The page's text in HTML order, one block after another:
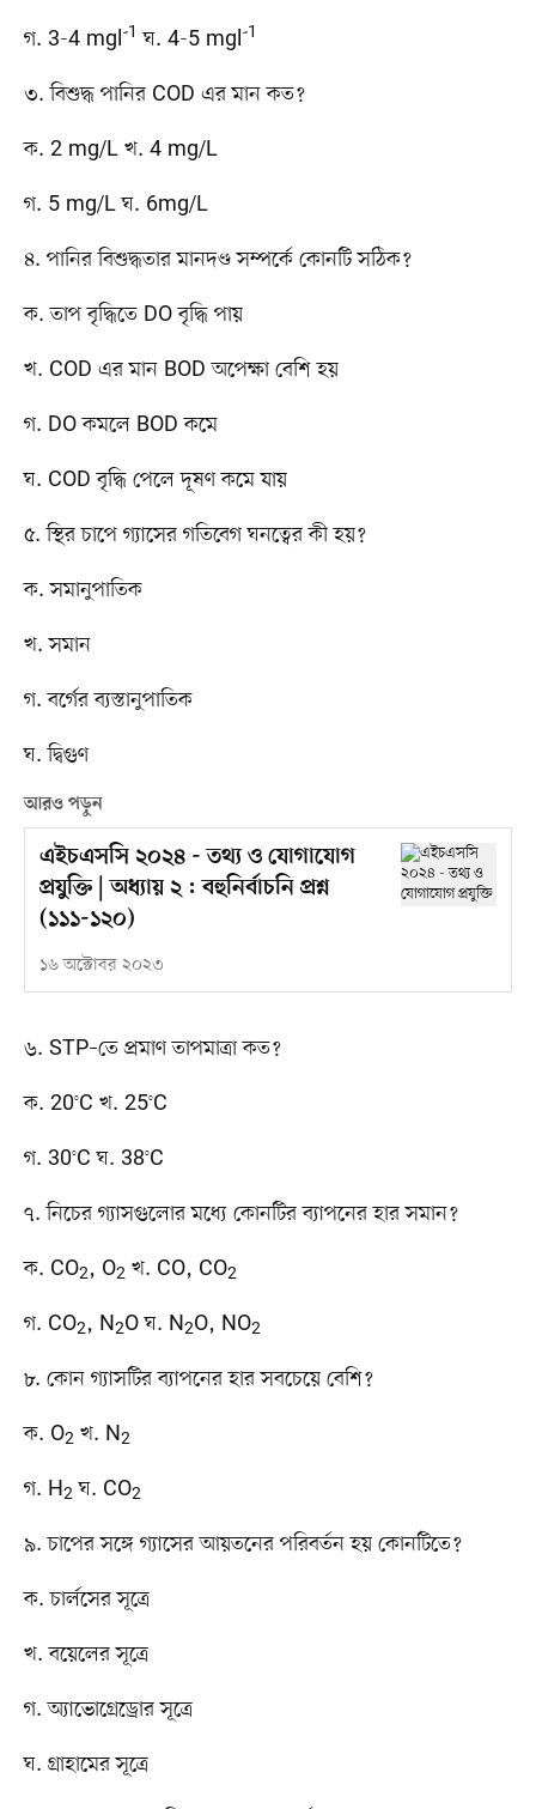
গ. 3-4 mgl-1 ঘ. 4-5 mgl-1
৩. বিশুদ্ধ পানির COD এর মান কত?
ক. 2 mg/L খ. 4 mg/L
গ. 5 mg/L ঘ. 6mg/L
৪. পানির বিশুদ্ধতার মানদণ্ড সম্পর্কে কোনটি সঠিক?
ক. তাপ বৃদ্ধিতে DO বৃদ্ধি পায়
খ. COD এর মান BOD অপেক্ষা বেশি হয়
গ. DO কমলে BOD কমে
ঘ. COD বৃদ্ধি পেলে দূষণ কমে যায়
৫. স্থির চাপে গ্যাসের গতিবেগ ঘনত্বের কী হয়?
ক. সমানুপাতিক
খ. সমান
গ. বর্গের ব্যস্তানুপাতিক
ঘ. দ্বিগুণ
আরও পড়ুন
এইচএসসি ২০২৪ - তথ্য ও যোগাযোগ
প্রযুক্তি | অধ্যায় ২ : বহুনির্বাচনি প্রশ্ন
(১১১-১২০)
১৬ অক্টোবর ২০২৩
৬. STP–তে প্রমাণ তাপমাত্রা কত?
ক. 20°C খ. 25°C
গ. 30°C ঘ. 38°C
৭. নিচের গ্যাসগুলোর মধ্যে কোনটির ব্যাপনের হার সমান?
ক. CO2, O2 খ. CO, CO2
গ. CO2, N2O ঘ. N2O, NO2
৮. কোন গ্যাসটির ব্যাপনের হার সবচেয়ে বেশি?
ক. O2 খ. N2
গ. H2 ঘ. CO2
৯. চাপের সঙ্গে গ্যাসের আয়তনের পরিবর্তন হয় কোনটিতে?
ক. চার্লসের সূত্রে
খ. বয়েলের সূত্রে
গ. অ্যাভোগ্রেড্রোর সূত্রে
ঘ. গ্রাহামের সূত্রে